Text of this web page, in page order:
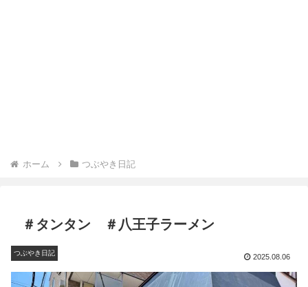
ホーム つぶやき日記
＃タンタン ＃八王子ラーメン
つぶやき日記
2025.08.06